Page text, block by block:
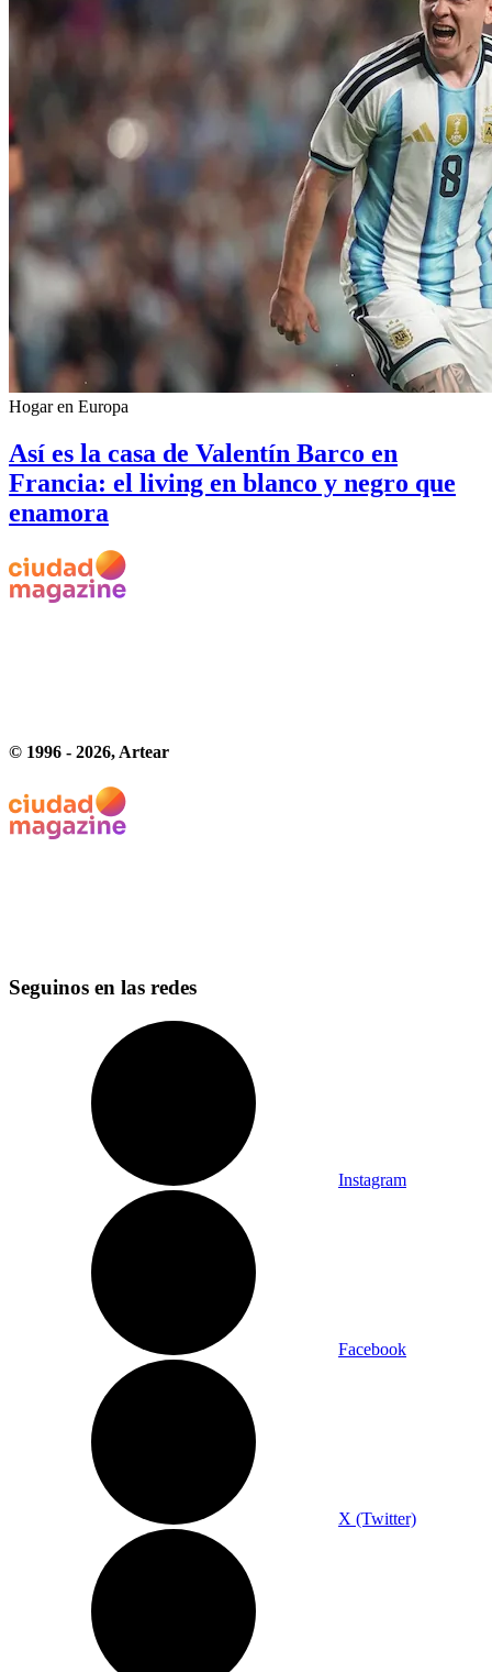
Hogar en Europa
Así es la casa de Valentín Barco en
Francia: el living en blanco y negro que
enamora
© 1996 - 2026, Artear
Seguinos en las redes
Instagram
Facebook
X (Twitter)